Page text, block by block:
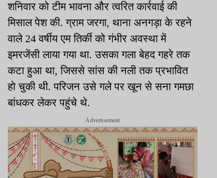
शनिवार को टीम भावना और त्वरित कार्रवाई की
मिसाल पेश की. ग्राम जरगा, थाना अनगड़ा के रहने
वाले 24 वर्षीय एम तिर्की को गंभीर अवस्था में
इमरजेंसी लाया गया था. उसका गला बेहद गहरे तक
कटा हुआ था, जिससे सांस की नली तक प्रभावित
हो चुकी थी. परिजन उसे गले पर खून से सना गमछा
बांधकर लेकर पहुंचे थे.
Advertisement